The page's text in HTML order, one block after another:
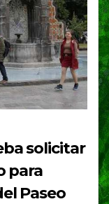
solicitar
para
Paseo